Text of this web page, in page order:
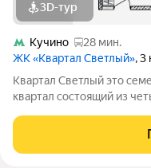
3D-тур
Кучино
28 мин.
ЖК «Квартал Светлый», 3
Квартал Светлый это семейный, доступный, современный
квартал состоящий из
архитектурное решение
использовать